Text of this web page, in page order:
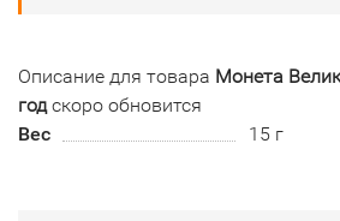
Описание для товара Монета
годскоро обновится
Вес
15 г